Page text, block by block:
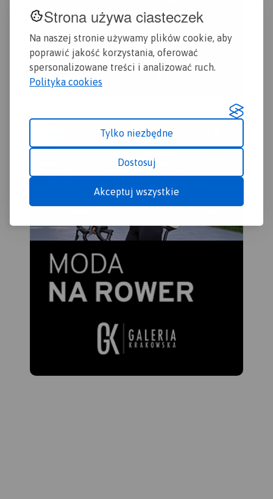
Strona używa ciasteczek
Na naszej stronie używamy plików cookie, aby
poprawić jakość korzystania, oferować
spersonalizowane treści i analizować ruch.
Polityka cookies
Tylko niezbędne
Dostosuj
Akceptuj wszystkie